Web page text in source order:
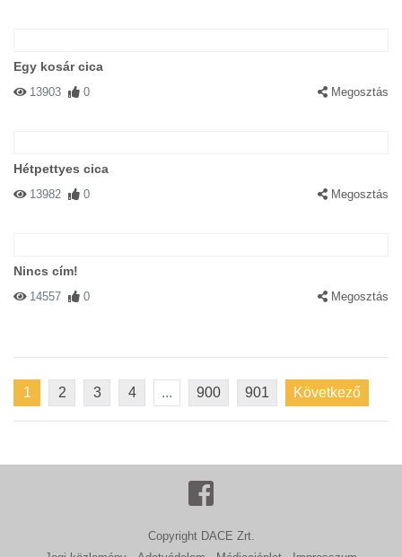
Egy kosár cica
13903 0 Megosztás
Hétpettyes cica
13982 0 Megosztás
Nincs cím!
14557 0 Megosztás
1 2 3 4 ... 900 901 Következő
Copyright DACE Zrt.